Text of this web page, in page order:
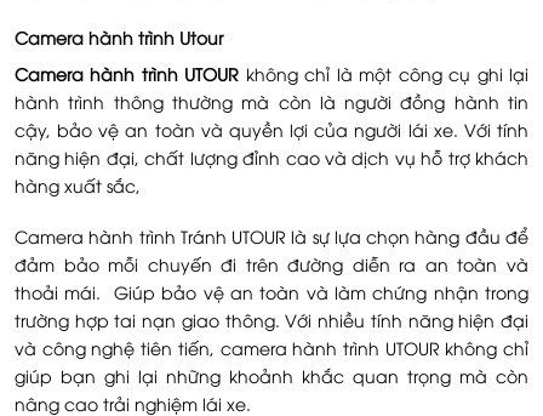
Camera hành trình Utour
Camera hành trình UTOUR không chỉ là một công cụ ghi lại
hành trình thông thường mà còn là người đồng hành tin
cậy, bảo vệ an toàn và quyền lợi của người lái xe. Với tính
năng hiện đại, chất lượng đỉnh cao và dịch vụ hỗ trợ khách
hàng xuất sắc,
Camera hành trình Tránh UTOUR là sự lựa chọn hàng đầu để
đảm bảo mỗi chuyến đi trên đường diễn ra an toàn và
thoải mái. Giúp bảo vệ an toàn và làm chứng nhận trong
trường hợp tai nạn giao thông. Với nhiều tính năng hiện đại
và công nghệ tiên tiến, camera hành trình UTOUR không chỉ
giúp bạn ghi lại những khoảnh khắc quan trọng mà còn
nâng cao trải nghiệm lái xe.